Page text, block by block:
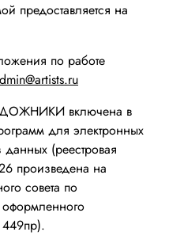
предоставляется на
по работе
включена в
для электронных
(реестровая
произведена на
совета по